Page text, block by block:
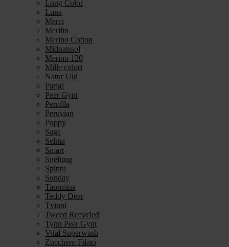
Long Color
Luna
Merci
Merilin
Merino Cotton
Midnatssol
Merino 120
Mille colori
Natur Uld
Parigi
Peer Gynt
Pernilla
Peruvian
Poppy
Saga
Selma
Smart
Snefnug
Spinni
Sunday
Taormina
Teddy Dear
Tvinni
Tweed Recycled
Tynn Peer Gynt
Vital Superwash
Zucchero Filato